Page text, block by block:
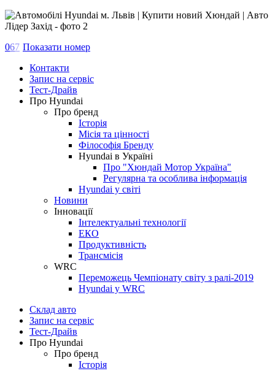
067 Показати номер
Контакти
Запис на сервіс
Тест-Драйв
Про Hyundai
Про бренд
Історія
Місія та цінності
Філософія Бренду
Hyundai в Україні
Про "Хюндай Мотор Україна"
Регулярна та особлива інформація
Hyundai у світі
Новини
Інновації
Інтелектуальні технології
ЕКО
Продуктивність
Трансмісія
WRC
Переможець Чемпіонату світу з ралі-2019
Hyundai у WRC
Склад авто
Запис на сервіс
Тест-Драйв
Про Hyundai
Про бренд
Історія